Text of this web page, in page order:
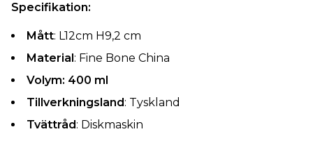
Specifikation:
Mått: L12cm H9,2 cm
Material: Fine Bone China
Volym: 400 ml
Tillverkningsland: Tyskland
Tvättråd: Diskmaskin